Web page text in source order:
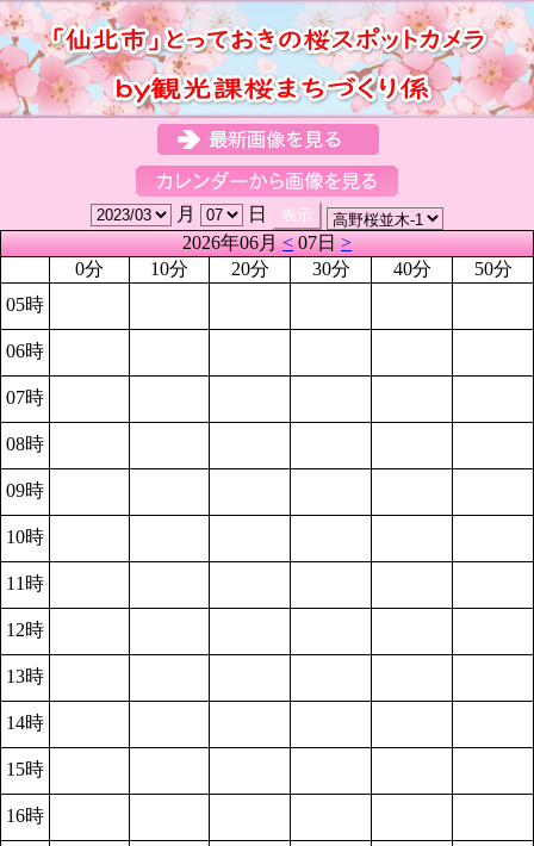
月
日
2026年06月<07日>
0分
10分 20分 30分 40分
50分
05時
06時
07時
08時
09時
10時
11時
12時
13時
14時
15時
16時